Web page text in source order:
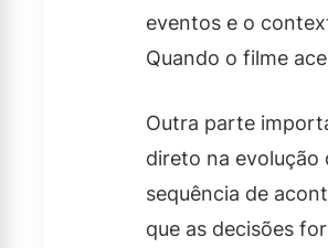
eventos e o
Quando o filme
Outra parte
direto na evolução
sequência de
que as decisões